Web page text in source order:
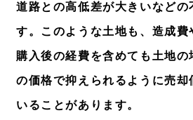
道路との高低差が大きいなどの
す。このような土地も、造成費
購入後の経費を含めても土地の
の価格で抑えられるように売却
いることがあります。